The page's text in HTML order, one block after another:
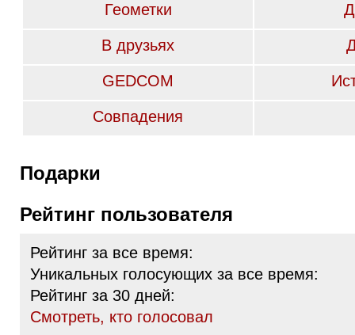
Геометки
В друзьях
GEDCOM
Совпадения
Подарки
Рейтинг пользователя
Рейтинг за все время:
Уникальных голосующих за все время:
Рейтинг за 30 дней:
Cмотреть, кто голосовал